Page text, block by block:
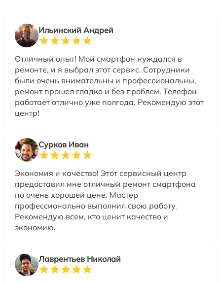
Ильинский Андрей
Отличный опыт! Мой смартфон нуждался в
ремонте, и я выбрал этот сервис. Сотрудники
были очень внимательны и профессиональны,
ремонт прошел гладко и без проблем. Телефон
работает отлично уже полгода. Рекомендую этот
центр!
Сурков Иван
Экономия и качество! Этот сервисный центр
предоставил мне отличный ремонт смартфона
по очень хорошей цене. Мастер
профессионально выполнил свою работу.
Рекомендую всем, кто ценит качество и
экономию.
Лаврентьев Николай